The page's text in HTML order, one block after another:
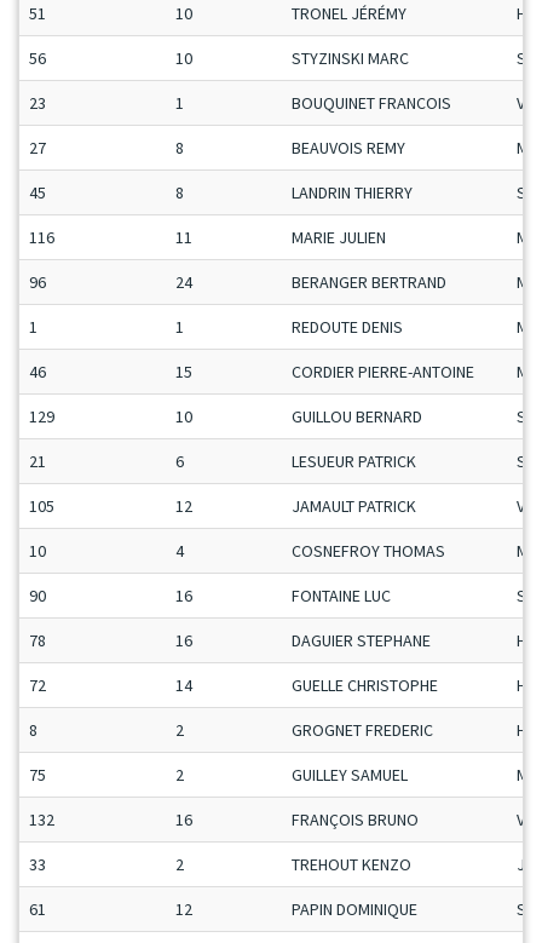
51 10 TRONEL JÉRÉMY H-C
56 10 STYZINSKI MARC
23 1 BOUQUINET FRANCOIS Vet
27 8 BEAUVOIS REMY
45 8 LANDRIN THIERRY
116 11 MARIE JULIEN
96 24 BERANGER BERTRAND
1 1 REDOUTE DENIS
46 15 CORDIER PIERRE-ANTOINE
129 10 GUILLOU BERNARD
21 6 LESUEUR PATRICK
105 12 JAMAULT PATRICK Vet
10 4 COSNEFROY THOMAS
90 16 FONTAINE LUC
78 16 DAGUIER STEPHANE H-C
72 14 GUELLE CHRISTOPHE H-C
8 2 GROGNET FREDERIC H-C
75 2 GUILLEY SAMUEL
132 16 FRANÇOIS BRUNO Vet
33 2 TREHOUT KENZO Ju-
61 12 PAPIN DOMINIQUE